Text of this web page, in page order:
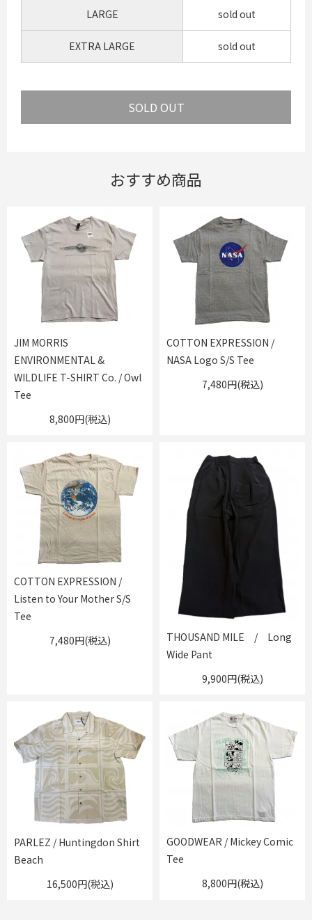
LARGE sold out
EXTRA LARGE sold out
おすすめ商品
JIM MORRIS
ENVIRONMENTAL &
WILDLIFE T-SHIRT Co. / Owl
Tee
8,800円(税込)
COTTON EXPRESSION /
NASA Logo S/S Tee
7,480円(税込)
COTTON EXPRESSION /
Listen to Your Mother S/S
Tee
7,480円(税込)
THOUSAND MILE / Long
Wide Pant
9,900円(税込)
PARLEZ / Huntingdon Shirt
Beach
16,500円(税込)
GOODWEAR / Mickey Comic
Tee
8,800円(税込)